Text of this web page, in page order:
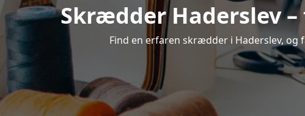
Skrædder Haderslev
Find en erfaren skrædder i Haderslev,